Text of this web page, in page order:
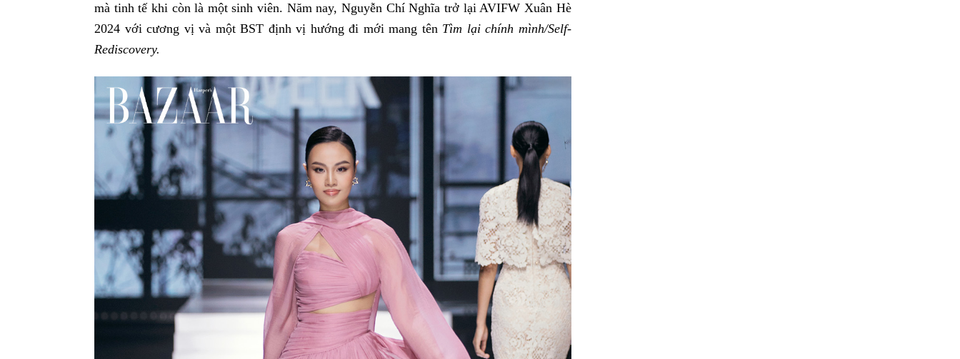
mà tinh tế khi còn là một sinh viên. Năm nay, Nguyễn Chí Nghĩa trở lại AVIFW Xuân Hè
2024 với cương vị và một BST định vị hướng đi mới mang tên Tìm lại chính mình/Self-
Rediscovery.